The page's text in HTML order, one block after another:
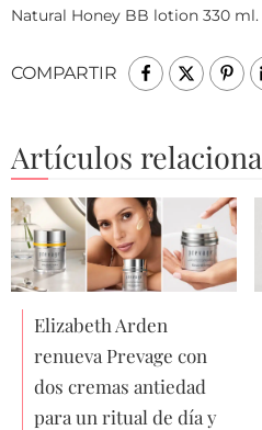
Natural Honey BB lotion 330 ml.
COMPARTIR
Artículos
Elizabeth Arden
renueva Prevage con
dos cremas antiedad
para un ritual de día y